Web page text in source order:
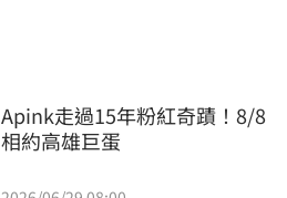
Apink走過15年粉紅奇蹟！8/8
相約高雄巨蛋